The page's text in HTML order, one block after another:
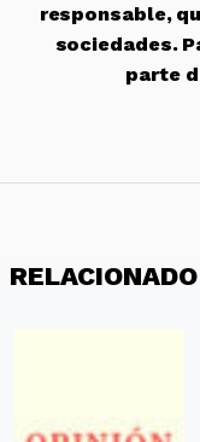
responsable,
sociedades.
parte
RELACIONADO